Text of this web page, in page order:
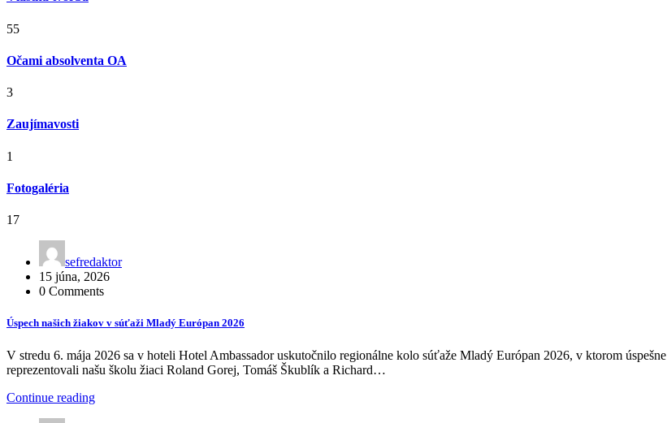
55
Očami absolventa OA
3
Zaujímavosti
1
Fotogaléria
17
sefredaktor
15 júna, 2026
0 Comments
Úspech našich žiakov v súťaži Mladý Európan 2026
V stredu 6. mája 2026 sa v hoteli Hotel Ambassador uskutočnilo regionálne kolo súťaže Mladý Európan 2026, v ktorom úspešne
reprezentovali našu školu žiaci Roland Gorej, Tomáš Škublík a Richard…
Continue reading